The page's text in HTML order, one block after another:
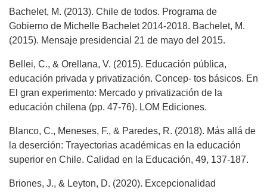
Bachelet, M. (2013). Chile de todos. Programa de
Gobierno de Michelle Bachelet 2014-2018. Bachelet, M.
(2015). Mensaje presidencial 21 de mayo del 2015.
Bellei, C., & Orellana, V. (2015). Educación pública,
educación privada y privatización. Concep- tos básicos. En
El gran experimento: Mercado y privatización de la
educación chilena (pp. 47-76). LOM Ediciones.
Blanco, C., Meneses, F., & Paredes, R. (2018). Más allá de
la deserción: Trayectorias académicas en la educación
superior en Chile. Calidad en la Educación, 49, 137-187.
Briones, J., & Leyton, D. (2020). Excepcionalidad